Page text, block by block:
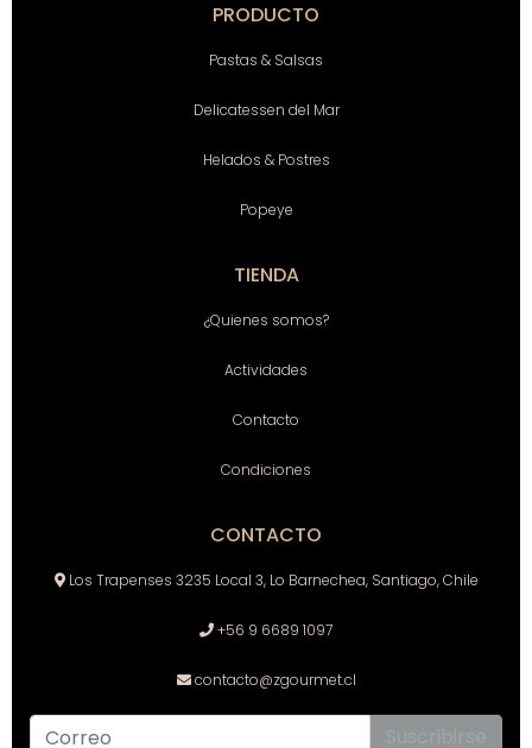
PRODUCTO
Pastas & Salsas
Delicatessen del Mar
Helados & Postres
Popeye
TIENDA
¿Quienes somos?
Actividades
Contacto
Condiciones
CONTACTO
Los Trapenses 3235 Local 3, Lo Barnechea, Santiago, Chile
+56 9 6689 1097
contacto@zgourmet.cl